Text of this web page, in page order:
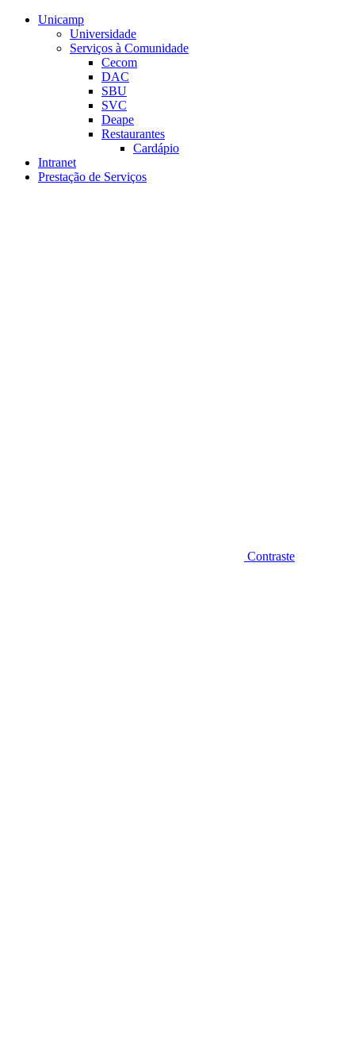
Conteúdo principal
Unicamp
Universidade
Serviços à Comunidade
Cecom
DAC
SBU
SVC
Deape
Restaurantes
Cardápio
Intranet
Prestação de Serviços
Contraste